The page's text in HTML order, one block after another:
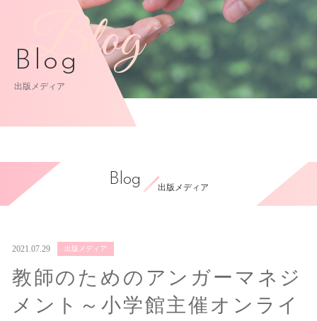
Blog
Blog
出版メディア
Blog
出版メディア
2021.07.29 出版メディア
教師のためのアンガーマネジ
メント～小学館主催オンライ